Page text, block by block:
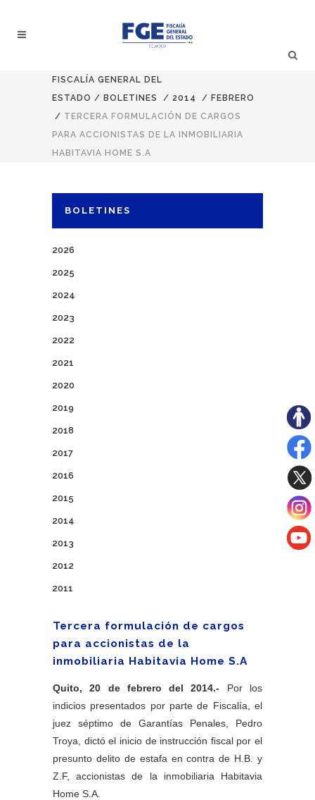
FISCALÍA GENERAL DEL
ESTADO / BOLETINES / 2014 / FEBRERO
/ TERCERA FORMULACIÓN DE CARGOS
PARA ACCIONISTAS DE LA INMOBILIARIA
HABITAVIA HOME S.A
BOLETINES
2026
2025
2024
2023
2022
2021
2020
2019
2018
2017
2016
2015
2014
2013
2012
2011
Tercera formulación de cargos
para accionistas de la
inmobiliaria Habitavia Home S.A
Quito, 20 de febrero del 2014.- Por los
indicios presentados por parte de Fiscalía, el
juez séptimo de Garantías Penales, Pedro
Troya, dictó el inicio de instrucción fiscal por el
presunto delito de estafa en contra de H.B. y
Z.F, accionistas de la inmobiliaria Habitavia
Home S.A.